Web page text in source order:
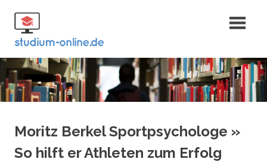
Inhalt
springen
Fernstudium
und Bachelor
Moritz Berkel Sportpsychologe »
So hilft er Athleten zum Erfolg